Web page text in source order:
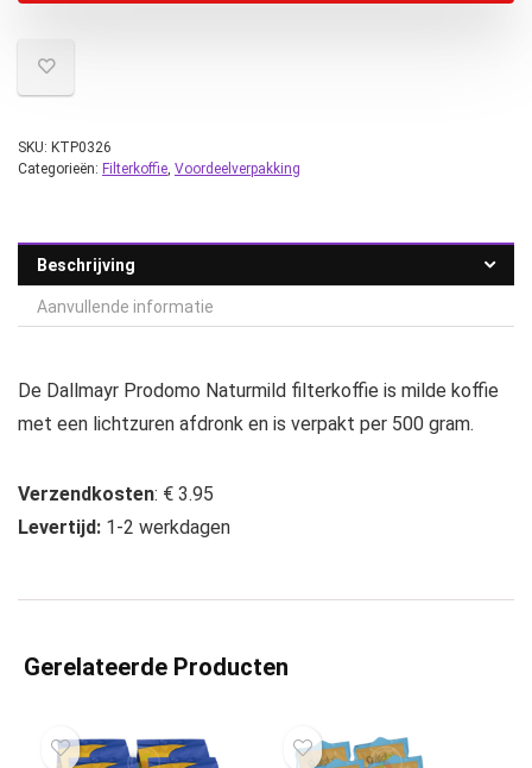
SKU: KTP0326
Categorieën: Filterkoffie, Voordeelverpakking
Beschrijving
Aanvullende informatie
De Dallmayr Prodomo Naturmild filterkoffie is milde koffie
met een lichtzuren afdronk en is verpakt per 500 gram.
Verzendkosten: € 3.95
Levertijd: 1-2 werkdagen
Gerelateerde Producten